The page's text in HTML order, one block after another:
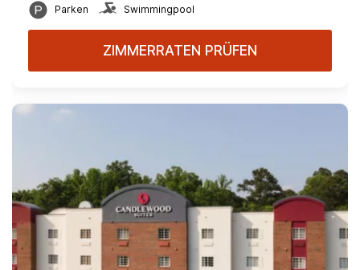
Parken Swimmingpool
ZIMMERRATEN PRÜFEN